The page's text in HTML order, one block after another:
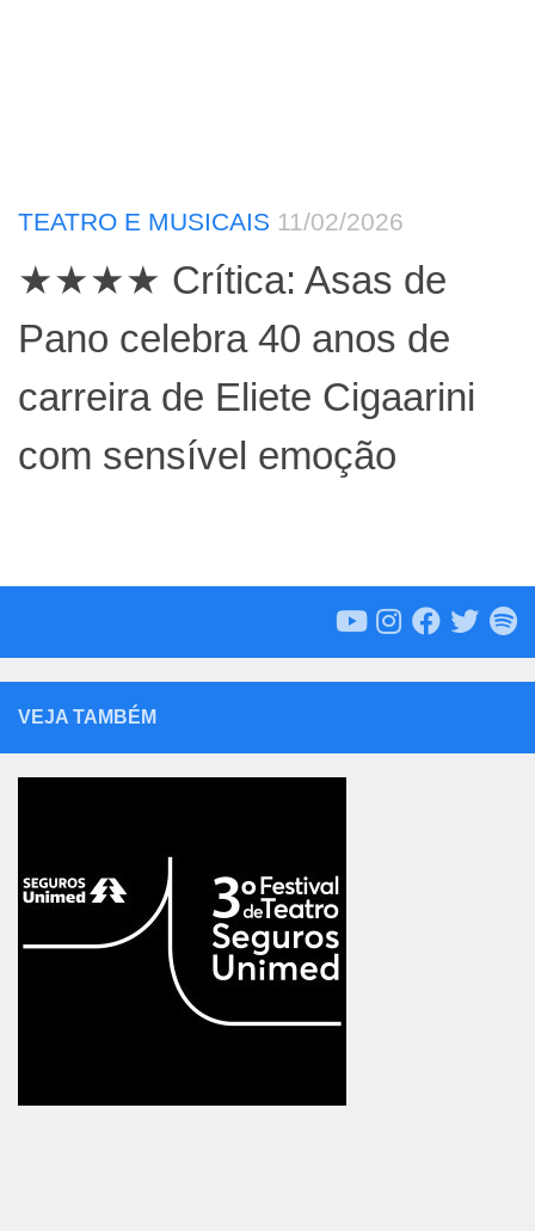
TEATRO E MUSICAIS 11/02/2026
★★★★ Crítica: Asas de
Pano celebra 40 anos de
carreira de Eliete Cigaarini
com sensível emoção
VEJA TAMBÉM